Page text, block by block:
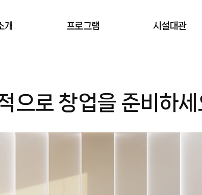
개
내
프로그램 시설대관
으로 창업을 준비하세